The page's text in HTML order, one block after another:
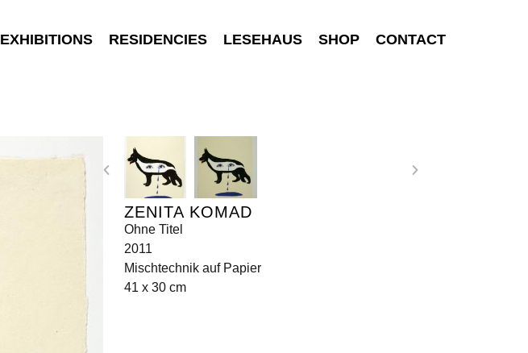
EXHIBITIONS RESIDENCIES LESEHAUS SHOP CONTACT
ZENITA KOMAD
Ohne Titel
2011
Mischtechnik auf Papier
41 x 30 cm